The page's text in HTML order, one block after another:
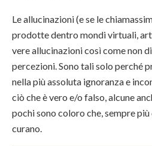
Le allucinazioni (e se le
prodotte dentro mondi virtuali,
vere allucinazioni così come non
percezioni. Sono tali solo perché
nella più assoluta ignoranza e
ciò che è vero e/o falso, alcune
pochi sono coloro che, sempre
curano.